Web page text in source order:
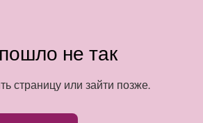
не так
страницу или зайти позже.